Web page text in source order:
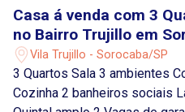
Casa á venda com 3
no Bairro Trujillo em
SPVila Trujillo - Sorocaba/SP
3 Quartos Sala 3 ambientes Copa e
Cozinha 2 banheiros sociais